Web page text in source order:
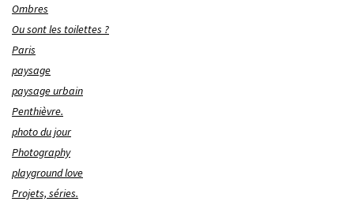
Ombres
Ou sont les toilettes ?
Paris
paysage
paysage urbain
Penthièvre.
photo du jour
Photography
playground love
Projets, séries.